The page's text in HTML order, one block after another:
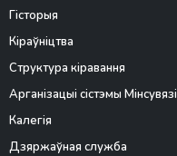
Гісторыя
Кіраўніцтва
Структура кіравання
Арганізацыі сістэмы Мінсувязі
Калегія
Дзяржаўная служба